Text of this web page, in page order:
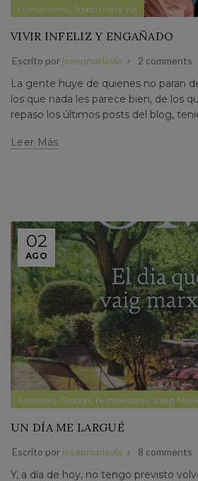
Humanismo, Josep Maria Via
VIVIR INFELIZ Y ENGAÑADO
Escrito por josepmariavia 2 comments
La gente huye de quienes no paran
los que nada les parece bien, de los
repaso los últimos posts del blog,
Leer Más
02
AGO
Atención, Gestión, Humanismo, Josep
UN DÍA ME LARGUÉ
Escrito por josepmariavia 8 comments
Y, a día de hoy, no tengo previsto